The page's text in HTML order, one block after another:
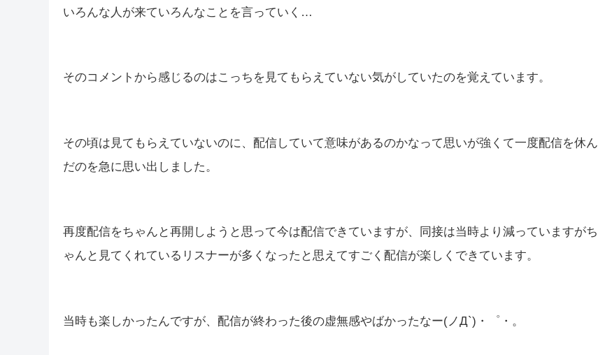
いろんな人が来ていろんなことを言っていく…
そのコメントから感じるのはこっちを見てもらえていない気がしていたのを覚えています。
その頃は見てもらえていないのに、配信していて意味があるのかなって思いが強くて一度配信を休ん
だのを急に思い出しました。
再度配信をちゃんと再開しようと思って今は配信できていますが、同接は当時より減っていますがち
ゃんと見てくれているリスナーが多くなったと思えてすごく配信が楽しくできています。
当時も楽しかったんですが、配信が終わった後の虚無感やばかったなー(ノД`)・゜・。